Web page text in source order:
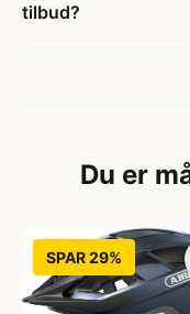
tilbud?
Du er
SPAR 29%